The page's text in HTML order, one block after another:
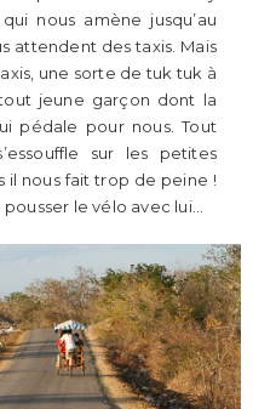
nous amène jusqu’au
attendent des taxis. Mais
une sorte de tuk tuk à
jeune garçon dont la
pédale pour nous. Tout
sur les petites
il nous fait trop de peine !
le vélo avec lui…